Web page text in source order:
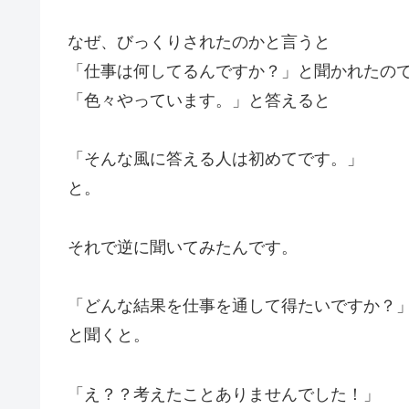
なぜ、びっくりされたのかと言うと
「仕事は何してるんですか？」と聞かれたの
「色々やっています。」と答えると
「そんな風に答える人は初めてです。」
と。
それで逆に聞いてみたんです。
「どんな結果を仕事を通して得たいですか？
と聞くと。
「え？？考えたことありませんでした！」